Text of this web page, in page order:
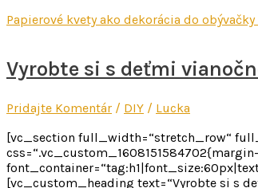
Papierové kvety ako dekorácia do obývačky
Vyrobte si s deťmi
Pridajte Komentár / DIY / Lucka
[vc_section full_width=“stretch_row“
[vc_custom_heading text=“Vyrobte si s